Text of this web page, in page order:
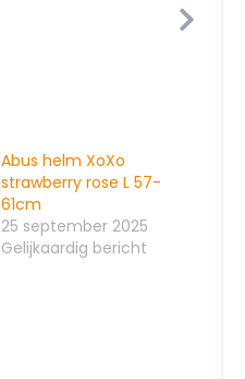
Abus helm XoXo
strawberry rose L 57-
61cm
25 september 2025
Gelijkaardig bericht